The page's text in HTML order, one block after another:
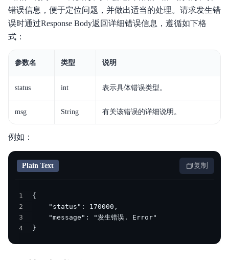
错误信息，便于定位问题，并做出适当的处理。请求发生错
误时通过Response Body返回详细错误信息，遵循如下格
式：
参数名 类型 说明
status int 表示具体错误类型。
msg String 有关该错误的详细说明。
例如：
Plain Text 复制
1
2
3
4
}